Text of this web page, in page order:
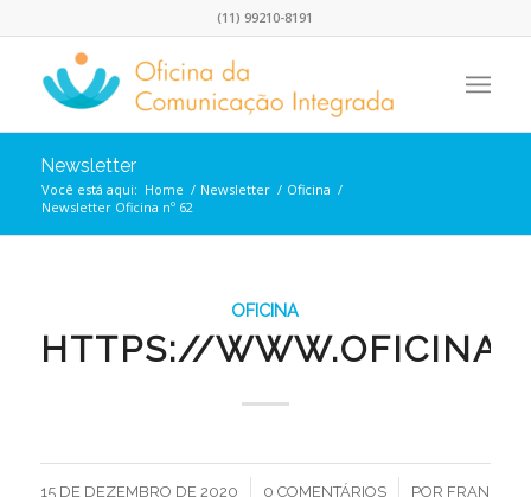
(11) 99210-8191
Newsletter
Você está aqui: Home / Newsletter / Oficina /
Newsletter Oficina nº 62
OFICINA
HTTPS://
15 DE DEZEMBRO DE 2020
/ 0 COMENTÁRIOS
/ POR FRAN